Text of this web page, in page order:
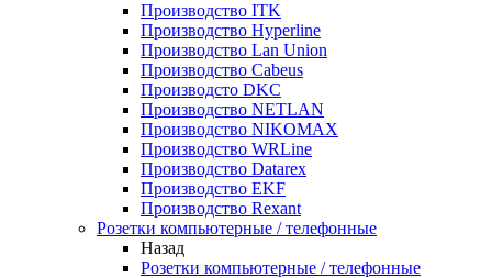
Производство ITK
Производство Hyperline
Производство Lan Union
Производство Cabeus
Производсто DKC
Производство NETLAN
Производство NIKOMAX
Производство WRLine
Производство Datarex
Производство EKF
Производство Rexant
Розетки компьютерные / телефонные
Назад
Розетки компьютерные / телефонные